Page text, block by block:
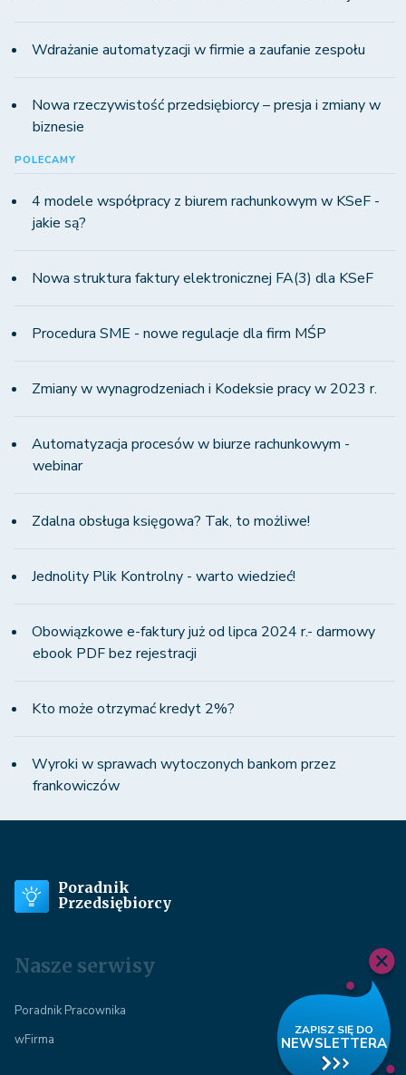
Wdrażanie automatyzacji w firmie a zaufanie zespołu
Nowa rzeczywistość przedsiębiorcy – presja i zmiany w
biznesie
POLECAMY
4 modele współpracy z biurem rachunkowym w KSeF -
jakie są?
Nowa struktura faktury elektronicznej FA(3) dla KSeF
Procedura SME - nowe regulacje dla firm MŚP
Zmiany w wynagrodzeniach i Kodeksie pracy w 2023 r.
Automatyzacja procesów w biurze rachunkowym -
webinar
Zdalna obsługa księgowa? Tak, to możliwe!
Jednolity Plik Kontrolny - warto wiedzieć!
Obowiązkowe e-faktury już od lipca 2024 r.- darmowy
ebook PDF bez rejestracji
Kto może otrzymać kredyt 2%?
Wyroki w sprawach wytoczonych bankom przez
frankowiczów
Poradnik
Przedsiębiorcy
Nasze serwisy
Poradnik Pracownika
wFirma